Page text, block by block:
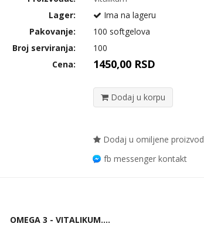
Lager:
Ima na lageru
Pakovanje:
100 softgelova
Broj serviranja:
100
Cena:
1450,00 RSD
Dodaj u korpu
Dodaj u omiljene
fb messenger kontakt
OMEGA 3 - VITALIKUM....